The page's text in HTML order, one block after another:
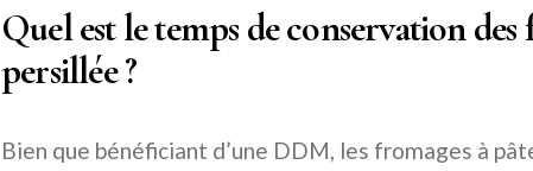
Quel est le temps de conservation des
persillée ?
Bien que bénéficiant d’une DDM, les fromages à